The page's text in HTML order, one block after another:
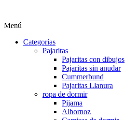
Menú
Categorías
Pajaritas
Pajaritas con dibujos
Pajaritas sin anudar
Cummerbund
Pajaritas Llanura
ropa de dormir
Pijama
Albornoz